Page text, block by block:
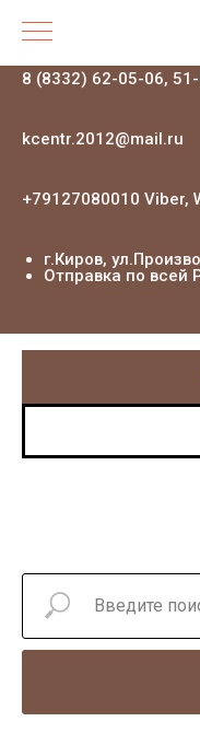
8 (8332) 62-05-06,
kcentr.2012@mail.ru
+79127080010 Viber,
г.Киров,
Отправка по всей